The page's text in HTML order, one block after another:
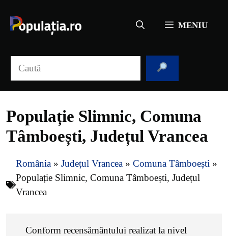
conținut
MENIU
Populație Slimnic, Comuna
Tâmboești, Județul Vrancea
România » Județul Vrancea » Comuna Tâmboești »
Populație Slimnic, Comuna Tâmboești, Județul
Vrancea
Conform recensământului realizat la nivel